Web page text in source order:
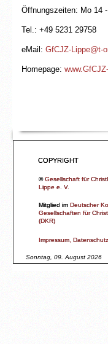
COPYRIGHT
©Gesellschaft für
Lippe e. V.
Mitglied imDeutscher
Gesellschaften für
(DKR)
Impressum, Datenschutz
Sonntag, 09. August 2026
Öffnungszeiten: Mo 14
Tel.: +49 5231 29758
eMail:GfCJZ-Lippe@t-
Homepage: